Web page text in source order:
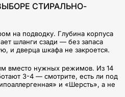
СТИРАЛЬНО-
на подводку. Глубина корпуса
шланги сзади — без запаса
и дверца шкафа не закроется.
вместо нужных режимов. Из 14
3-4 — смотрите, есть ли под
и «Шерсть», а не